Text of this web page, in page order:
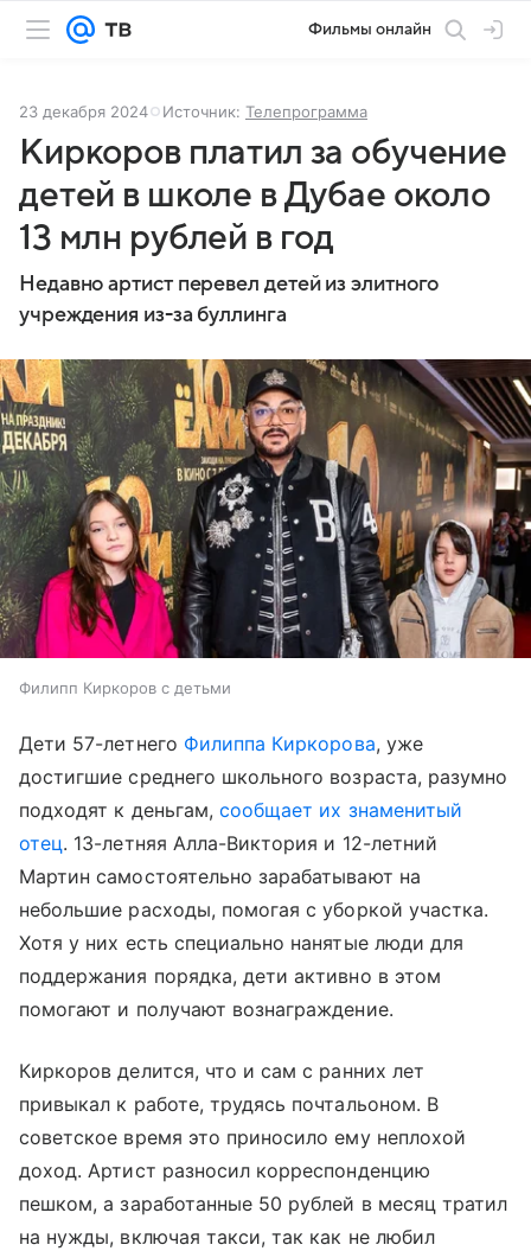
Фильмы онлайн
23 декабря 2024 Источник: Телепрограмма
Киркоров платил за обучение
детей в школе в Дубае около
13 млн рублей в год
Недавно артист перевел детей из элитного
учреждения из-за буллинга
Филипп Киркоров с детьми
Дети 57-летнего Филиппа Киркорова, уже
достигшие среднего школьного возраста, разумно
подходят к деньгам, сообщает их знаменитый
отец. 13-летняя Алла-Виктория и 12-летний
Мартин самостоятельно зарабатывают на
небольшие расходы, помогая с уборкой участка.
Хотя у них есть специально нанятые люди для
поддержания порядка, дети активно в этом
помогают и получают вознаграждение.
Киркоров делится, что и сам с ранних лет
привыкал к работе, трудясь почтальоном. В
советское время это приносило ему неплохой
доход. Артист разносил корреспонденцию
пешком, а заработанные 50 рублей в месяц тратил
на нужды, включая такси, так как не любил